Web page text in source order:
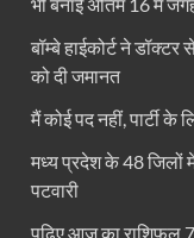
बॉम्बे हाईकोर्ट ने
को दी जमानत
मैं कोई पद नहीं, पार्टी के
मध्य प्रदेश के 48 जिलों
पटवारी
पढ़िए आज का राशिफल